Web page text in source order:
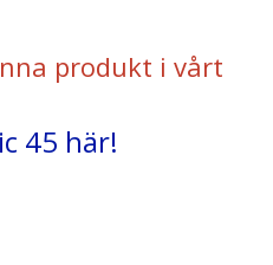
produkt i vårt
45 här!